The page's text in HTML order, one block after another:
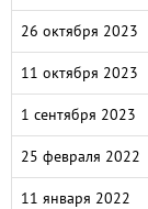
26 октября 2023
11 октября 2023
1 сентября 2023
25 февраля 2022
11 января 2022